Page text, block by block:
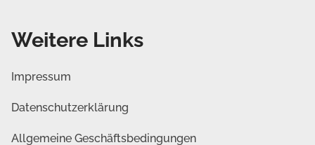
Weitere Links
Impressum
Datenschutzerklärung
Allgemeine Geschäftsbedingungen